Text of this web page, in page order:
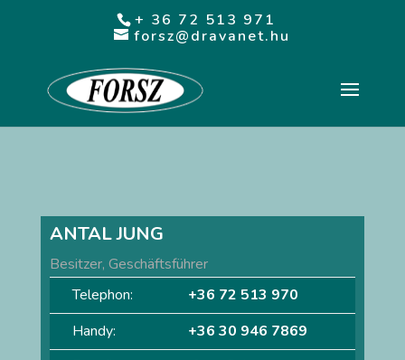
+ 36 72 513 971
forsz@dravanet.hu
ANTAL JUNG
Besitzer, Geschäftsführer
Telephon:
+36 72 513 970
Handy:
+36 30 946 7869